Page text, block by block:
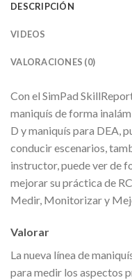
DESCRIPCIÓN
VIDEOS
VALORACIONES (0)
Con el SimPad
maniquís de forma
D y maniquís para DEA,
conducir escenarios,
instructor, puede ver de
mejorar su práctica de
Medir, Monitorizar y
Valorar
La nueva línea de
para medir los aspectos